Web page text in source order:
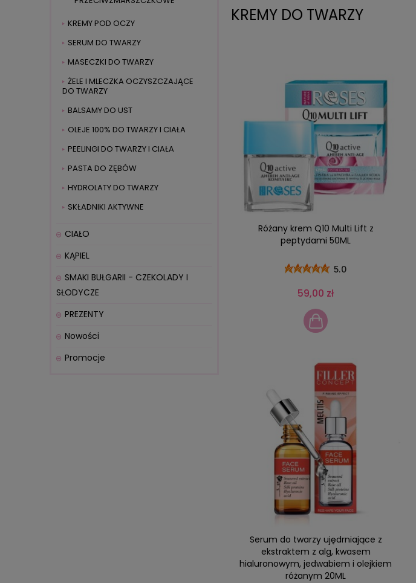
KREMY POD OCZY
SERUM DO TWARZY
MASECZKI DO TWARZY
ŻELE I MLECZKA OCZYSZCZAJĄCE
DO TWARZY
BALSAMY DO UST
OLEJE 100% DO TWARZY I CIAŁA
PEELINGI DO TWARZY I CIAŁA
PASTA DO ZĘBÓW
HYDROLATY DO TWARZY
SKŁADNIKI AKTYWNE
CIAŁO
KĄPIEL
SMAKI BUŁGARII - CZEKOLADY I
SŁODYCZE
PREZENTY
Nowości
Promocje
KREMY DO TWARZY
Różany krem Q10 Multi Lift z
peptydami 50ML
5.0
59,00 zł
Serum do twarzy ujędrniające z
ekstraktem z alg, kwasem
hialuronowym, jedwabiem i olejkiem
różanym 20ML